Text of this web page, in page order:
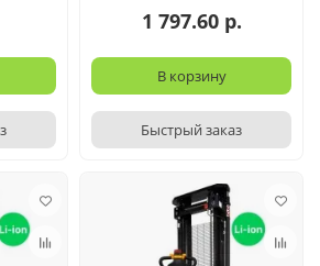
1 797.60 р.
В корзину
Быстрый заказ